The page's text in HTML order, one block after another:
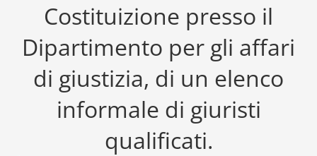
Costituizione presso il
Dipartimento per gli affari
di giustizia, di un elenco
informale di giuristi
qualificati.